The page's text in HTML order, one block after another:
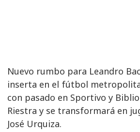
Nuevo rumbo para Leandro
inserta en el fútbol
con pasado en Sportivo y
Riestra y se transformará en
José Urquiza.